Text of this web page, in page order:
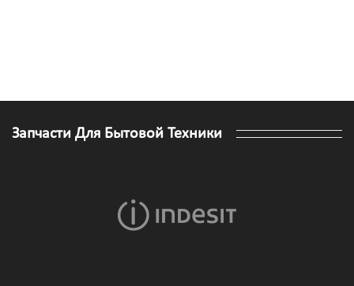
Запчасти Для Бытовой Техники